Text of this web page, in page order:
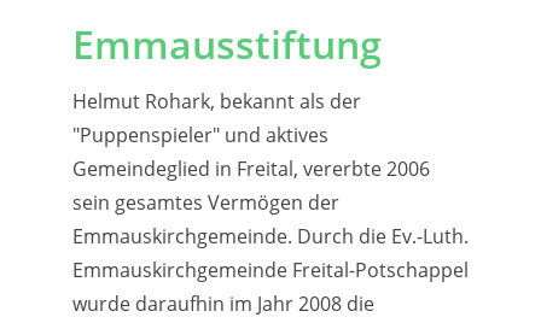
Emmausstiftung
Helmut Rohark, bekannt als der
"Puppenspieler" und aktives
Gemeindeglied in Freital, vererbte 2006
sein gesamtes Vermögen der
Emmauskirchgemeinde. Durch die Ev.-Luth.
Emmauskirchgemeinde Freital-Potschappel
wurde daraufhin im Jahr 2008 die